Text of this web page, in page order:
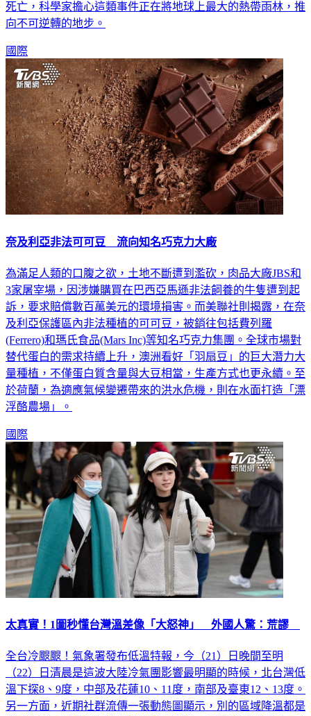
死亡，科學家擔心這類事件正在將地球上最大的熱帶雨林，推
向不可逆轉的地步。
國際
奈及利亞非法可可豆 流向知名巧克力大廠
為滿足人類的口腹之欲，土地不斷遭到濫砍，肉品大廠JBS和
3家屠宰場，因涉嫌購買在巴西亞馬遜非法飼養的牛隻遭到起
訴，要求賠償數百萬美元的環境損害。而美聯社則揭露，在奈
及利亞保護區內非法種植的可可豆，被銷往包括費列羅
(Ferrero)和瑪氏食品(Mars Inc)等知名巧克力集團。全球市場對
替代蛋白的需求持續上升，澳洲看好「羽扇豆」的巨大潛力大
量種植，不僅蛋白質含量與大豆相當，生產方式也更永續。至
於荷蘭，為適應氣候變遷帶來的洪水危機，則在水面打造「漂
浮酪農場」。
國際
太真實！1圖秒懂台灣溫差像「大怒神」 外國人驚：荒謬
全台冷颼颼！氣象署發布低溫特報，今（21）日晚間至明
（22）日清晨是這波大陸冷氣團影響最明顯的時候，北台灣低
溫下探8、9度，中部及花蓮10、11度，南部及臺東12、13度。
另一方面，近期社群流傳一張動態圖顯示，別的區域降溫都是